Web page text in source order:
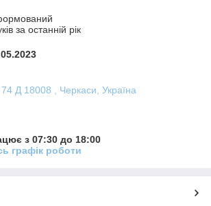
за останній рік
74 Д 18008 , Черкаси, Україна
з 07:30 до 18:00
графік роботи